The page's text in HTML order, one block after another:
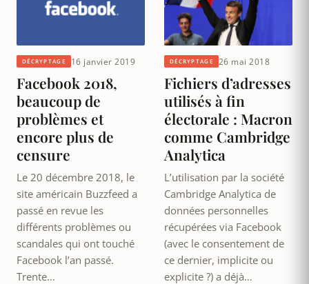
DÉCRYPTAGE 16 janvier 2019
Facebook 2018,
beaucoup de
problèmes et
encore plus de
censure
Le 20 décembre 2018, le
site américain Buzzfeed a
passé en revue les
différents problèmes ou
scandales qui ont touché
Facebook l’an passé.
Trente…
DÉCRYPTAGE 26 mai 2018
Fichiers d’adresses
utilisés à fin
électorale : Macron
comme Cambridge
Analytica
L’utilisation par la société
Cambridge Analytica de
données personnelles
récupérées via Facebook
(avec le consentement de
ce dernier, implicite ou
explicite ?) a déjà…